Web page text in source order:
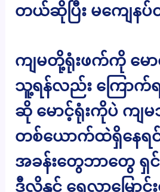
တယ်ဆိုပြီး မကျေနပ်
ကျမတို့ရုံးဖက်ကို မေ
သူ့ရန်လည်း ကြောက်
ဆို မောင့်ရုံးကိုပဲ ကျ
တစ်ယောက်ထဲရှိနေရ
အခန်းတွေဘာတွေ ရှင်
ဒီလိုနှင့် ရေလာမြောင်